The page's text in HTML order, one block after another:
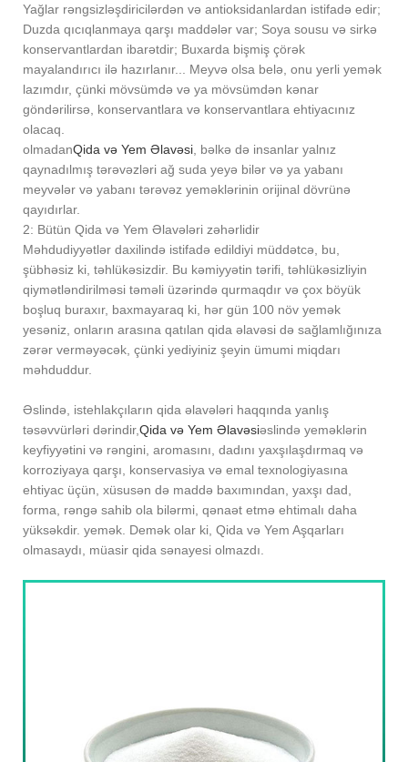
Yağlar rəngsizləşdiricilərdən və antioksidanlardan istifadə edir;
Duzda qıcıqlanmaya qarşı maddələr var; Soya sousu və sirkə
konservantlardan ibarətdir; Buxarda bişmiş çörək
mayalandırıcı ilə hazırlanır... Meyvə olsa belə, onu yerli yemək
lazımdır, çünki mövsümdə və ya mövsümdən kənar
göndərilirsə, konservantlara və konservantlara ehtiyacınız
olacaq.
olmadanQida və Yem Əlavəsi, bəlkə də insanlar yalnız
qaynadılmış tərəvəzləri ağ suda yeyə bilər və ya yabanı
meyvələr və yabanı tərəvəz yeməklərinin orijinal dövrünə
qayıdırlar.
2: Bütün Qida və Yem Əlavələri zəhərlidir
Məhdudiyyətlər daxilində istifadə edildiyi müddətcə, bu,
şübhəsiz ki, təhlükəsizdir. Bu kəmiyyətin tərifi, təhlükəsizliyin
qiymətləndirilməsi təməli üzərində qurmaqdır və çox böyük
boşluq buraxır, baxmayaraq ki, hər gün 100 növ yemək
yesəniz, onların arasına qatılan qida əlavəsi də sağlamlığınıza
zərər verməyəcək, çünki yediyiniz şeyin ümumi miqdarı
məhduddur.
Əslində, istehlakçıların qida əlavələri haqqında yanlış
təsəvvürləri dərindir,Qida və Yem Əlavəsiəslində yeməklərin
keyfiyyətini və rəngini, aromasını, dadını yaxşılaşdırmaq və
korroziyaya qarşı, konservasiya və emal texnologiyasına
ehtiyac üçün, xüsusən də maddə baxımından, yaxşı dad,
forma, rəngə sahib ola bilərmi, qənaət etmə ehtimalı daha
yüksəkdir. yemək. Demək olar ki, Qida və Yem Aşqarları
olmasaydı, müasir qida sənayesi olmazdı.